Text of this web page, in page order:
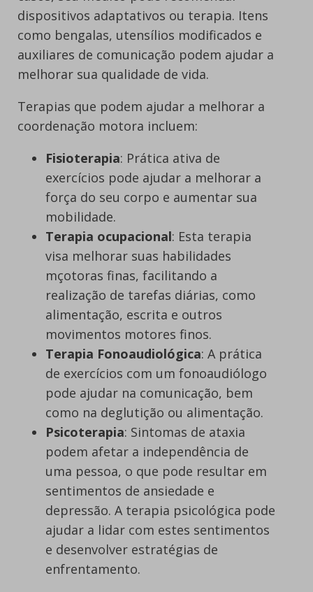
dispositivos adaptativos ou terapia. Itens
como bengalas, utensílios modificados e
auxiliares de comunicação podem ajudar a
melhorar sua qualidade de vida.
Terapias que podem ajudar a melhorar a
coordenação motora incluem:
Fisioterapia: Prática ativa de
exercícios pode ajudar a melhorar a
força do seu corpo e aumentar sua
mobilidade.
Terapia ocupacional: Esta terapia
visa melhorar suas habilidades
mçotoras finas, facilitando a
realização de tarefas diárias, como
alimentação, escrita e outros
movimentos motores finos.
Terapia Fonoaudiológica: A prática
de exercícios com um fonoaudiólogo
pode ajudar na comunicação, bem
como na deglutição ou alimentação.
Psicoterapia: Sintomas de ataxia
podem afetar a independência de
uma pessoa, o que pode resultar em
sentimentos de ansiedade e
depressão. A terapia psicológica pode
ajudar a lidar com estes sentimentos
e desenvolver estratégias de
enfrentamento.